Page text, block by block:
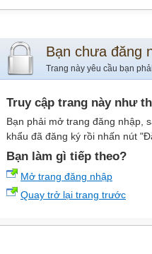
Bạn chưa đăng
Trang này yêu cầu bạn
Truy cập trang này như
Bạn phải mở trang đăng nhập,
khẩu đã đăng ký rồi nhấn nút
Bạn làm gì tiếp theo?
Mở trang đăng nhập
Quay trở lại trang trước